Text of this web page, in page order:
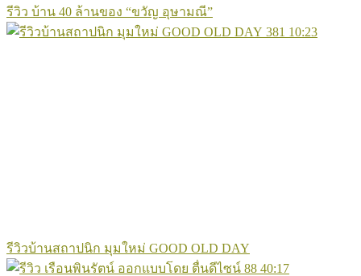
รีวิว บ้าน 40 ล้านของ “ขวัญ อุษามณี”
381 10:23
รีวิวบ้านสถาปนิก มุมใหม่ GOOD OLD DAY
88 40:17